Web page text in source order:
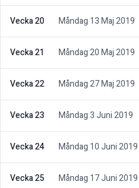
Vecka 20 Måndag 13 Maj 2019
Vecka 21 Måndag 20 Maj 2019
Vecka 22 Måndag 27 Maj 2019
Vecka 23 Måndag 3 Juni 2019
Vecka 24 Måndag 10 Juni 2019
Vecka 25 Måndag 17 Juni 2019